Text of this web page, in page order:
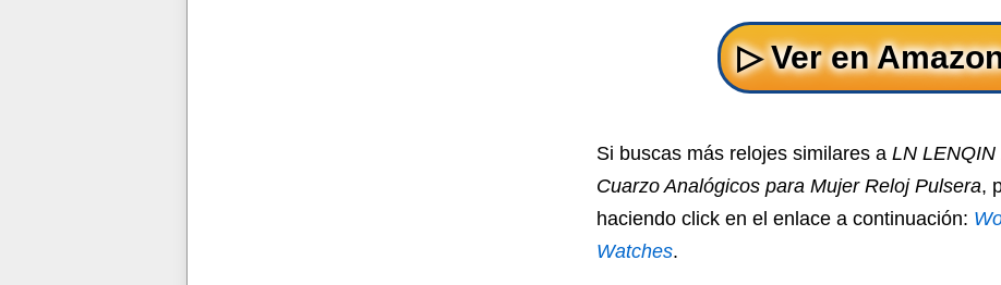
Si buscas más relojes similares a LN
Cuarzo Analógicos para Mujer Reloj Pulsera,
haciendo click en el enlace a continuación:
Watches.